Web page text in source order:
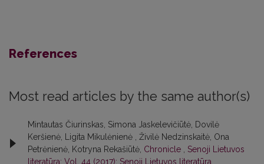
References
Most read articles by the same author(s)
Mintautas Čiurinskas, Simona Jaskelevičiūtė, Dovilė
Keršienė, Ligita Mikulėnienė , Živilė Nedzinskaitė, Ona
Petrėnienė, Kotryna Rekašiūtė, Chronicle , Senoji Lietuvos
literatūra: Vol. 44 (2017): Senoji Lietuvos literatūra